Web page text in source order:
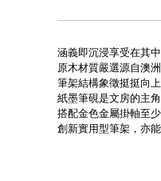
涵義即沉浸享受在其中
原木材質嚴選源自澳
筆架結構象徵挺挺向
紙墨筆硯是文房的主
搭配金色金屬掛軸至
創新實用型筆架，亦